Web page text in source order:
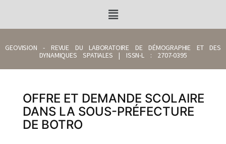
GEOVISION - REVUE DU LABORATOIRE DE DÉMOGRAPHIE ET DES
DYNAMIQUES SPATIALES | ISSN-L : 2707-0395
OFFRE ET DEMANDE SCOLAIRE
DANS LA SOUS-PRÉFECTURE
DE BOTRO